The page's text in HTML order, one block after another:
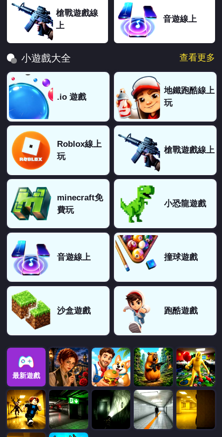
槍戰遊戲線
上
音遊線上
小遊戲大全 查看更多
.io 遊戲
地鐵跑酷線上
玩
Roblox線上
玩
槍戰遊戲線上
minecraft免
費玩
小恐龍遊戲
音遊線上 撞球遊戲
沙盒遊戲 跑酷遊戲
最新遊戲